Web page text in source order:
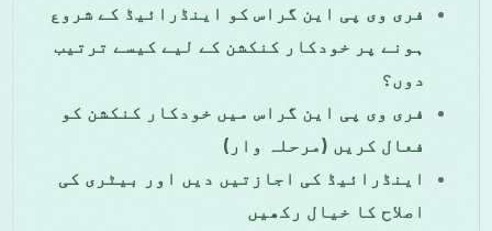
فری وی پی این گراس کو اینڈرائیڈ کے شروع
ہونے پر خودکار کنکشن کے لیے کیسے ترتیب
دوں؟
فری وی پی این گراس میں خودکار کنکشن کو
فعال کریں (مرحلہ وار)
اینڈرائیڈ کی اجازتیں دیں اور بیٹری کی
اصلاح کا خیال رکھیں